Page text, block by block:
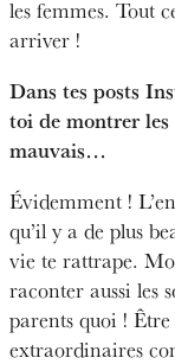
les femmes. Tout
arriver !
Dans tes posts
toi de montrer les
mauvais…
Évidemment !
qu’il y a de plus
vie te rattrape.
raconter aussi les
parents quoi ! Être
extraordinaires